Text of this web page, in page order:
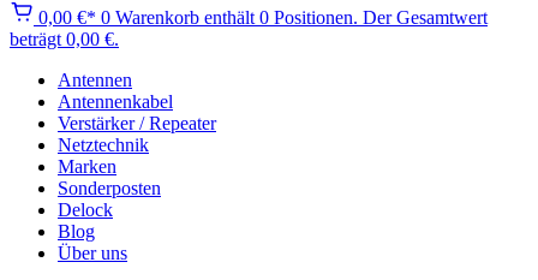
0,00 €* 0 Warenkorb enthält 0 Positionen. Der Gesamtwert
beträgt 0,00 €.
Antennen
Antennenkabel
Verstärker / Repeater
Netztechnik
Marken
Sonderposten
Delock
Blog
Über uns